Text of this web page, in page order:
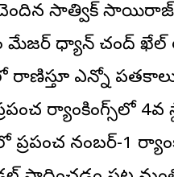
సాత్విక్ సాయిరాజ్
మేజర్ ధ్యాన్ చంద్ ఖేల్
ఎన్నో పతకాలు
ర్యాంకింగ్స్‌లో 4వ
ప్రపంచ నంబర్-1